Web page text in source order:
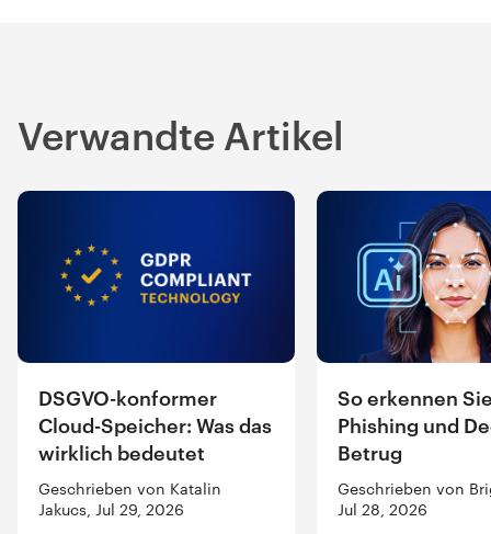
Verwandte Artikel
DSGVO-konformer
Cloud-Speicher: Was das
wirklich bedeutet
Geschrieben von Katalin
Jakucs, Jul 29, 2026
So erkennen
Phishing und
Betrug
Geschrieben von
Jul 28, 2026